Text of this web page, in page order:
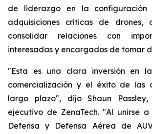
de liderazgo en la
adquisiciones críticas de drones,
consolidar relaciones con
interesadas y encargados de tomar
"Esta es una clara inversión en
comercialización y el éxito de las
largo plazo", dijo Shaun Passley,
ejecutivo de ZenaTech. "Al unirse
Defensa y Defensa Aérea de